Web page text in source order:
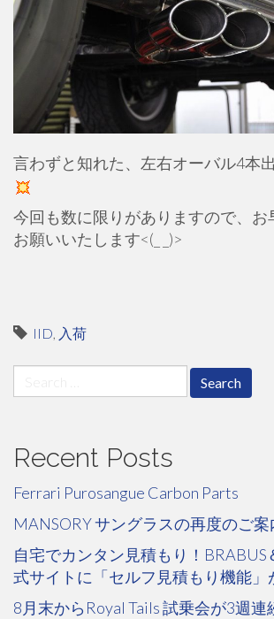
言わずと知れた、左右オーバル4本
今回も数に限りがありますので、お
お願いいたします<(_ _)>
IID, 入荷
for:
Recent Posts
Ferrari Purosangue Carbon Parts
MANSORY サングラスの再度のご案
自宅でカンタン見積もり！BRABUS
式サイトに「セルフ見積もり機能」
8月末からRoyal Tails 試乗会が3週連